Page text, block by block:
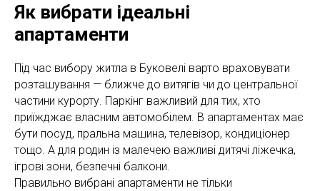
Як вибрати ідеальні
апартаменти
Під час вибору житла в Буковелі варто враховувати
розташування — ближче до витягів чи до центральної
частини курорту. Паркінг важливий для тих, хто
приїжджає власним автомобілем. В апартаментах має
бути посуд, пральна машина, телевізор, кондиціонер
тощо. А для родин із малечею важливі дитячі ліжечка,
ігрові зони, безпечні балкони.
Правильно вибрані апартаменти не тільки